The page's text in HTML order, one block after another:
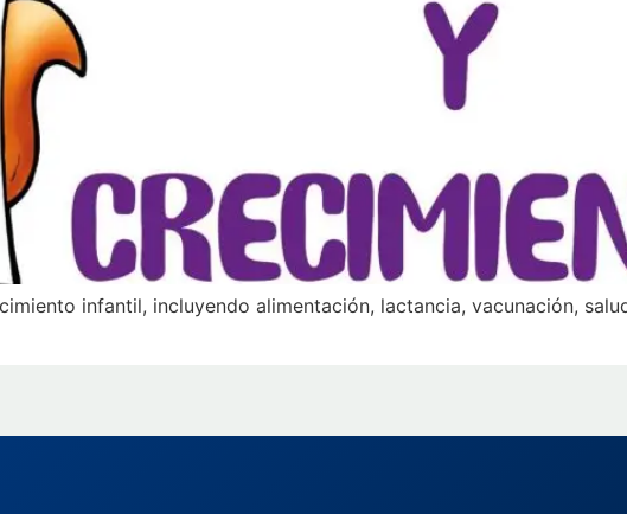
infantil, incluyendo alimentación, lactancia, vacunación,